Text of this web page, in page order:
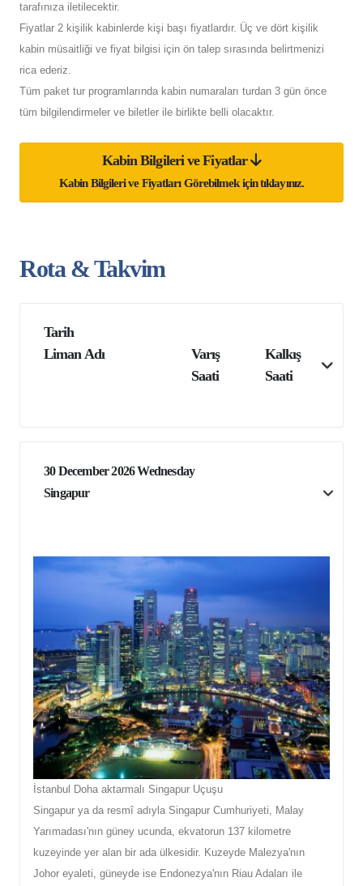
tarafınıza iletilecektir.
Fiyatlar 2 kişilik kabinlerde kişi başı fiyatlardır. Üç ve dört kişilik
kabin müsaitliği ve fiyat bilgisi için ön talep sırasında belirtmenizi
rica ederiz.
Tüm paket tur programlarında kabin numaraları turdan 3 gün önce
tüm bilgilendirmeler ve biletler ile birlikte belli olacaktır.
Kabin Bilgileri ve Fiyatlar
Kabin Bilgileri ve Fiyatları Görebilmek için tıklayınız.
Rota & Takvim
Tarih
Liman Adı
Varış
Saati
Kalkış
Saati
30 December 2026 Wednesday
Singapur
İstanbul Doha aktarmalı Singapur Uçuşu
Singapur ya da resmî adıyla Singapur Cumhuriyeti, Malay
Yarımadası'nın güney ucunda, ekvatorun 137 kilometre
kuzeyinde yer alan bir ada ülkesidir. Kuzeyde Malezya'nın
Johor eyaleti, güneyde ise Endonezya'nın Riau Adaları ile